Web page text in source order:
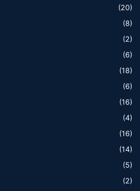
(20)
(8)
(2)
(6)
(18)
(6)
(16)
(4)
(16)
(14)
(5)
(2)